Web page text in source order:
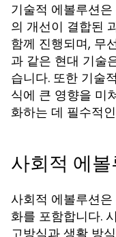
기술적 에볼루션
의 개선이 결합된
함께 진행되며, 무
과 같은 현대 기술
습니다. 또한 기술
식에 큰 영향을 미
화하는 데 필수적
사회적 에
사회적 에볼루션
화를 포함합니다.
고방식과 생활 방